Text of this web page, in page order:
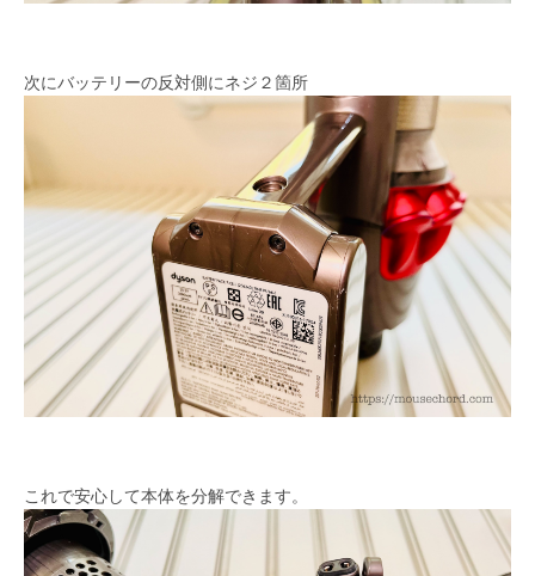
次にバッテリーの反対側にネジ２箇所
これで安心して本体を分解できます。